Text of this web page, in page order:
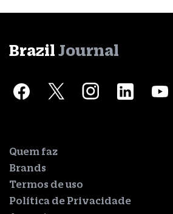
Brazil Journal
Quem faz
Brands
Termos de uso
Política de Privacidade